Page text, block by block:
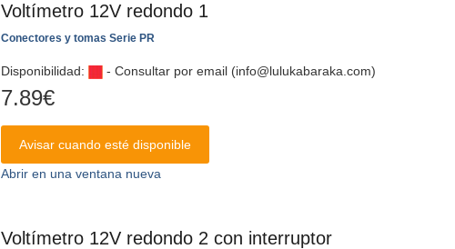
Voltímetro 12V redondo 1
Conectores y tomas Serie PR
Disponibilidad: - Consultar por email (info@lulukabaraka.com)
7.89€
Avisar cuando esté disponible
Abrir en una ventana nueva
Voltímetro 12V redondo 2 con interruptor